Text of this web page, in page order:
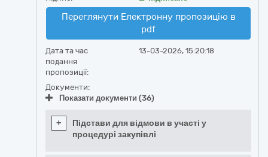
Переглянути Електронну пропозицію в
pdf
Дата та час
подання
пропозиції:
13-03-2026, 15:20:18
Документи:
Показати документи (36)
+
Підстави для відмови в участі у
процедурі закупівлі